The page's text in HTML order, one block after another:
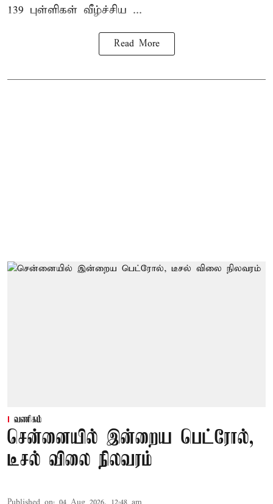
139 புள்ளிகள் வீழ்ச்சிய ...
Read More
வணிகம்
சென்னையில் இன்றைய பெட்ரோல்,
டீசல் விலை நிலவரம்